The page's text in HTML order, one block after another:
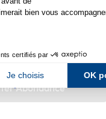
moteurs de recherche
Abondance